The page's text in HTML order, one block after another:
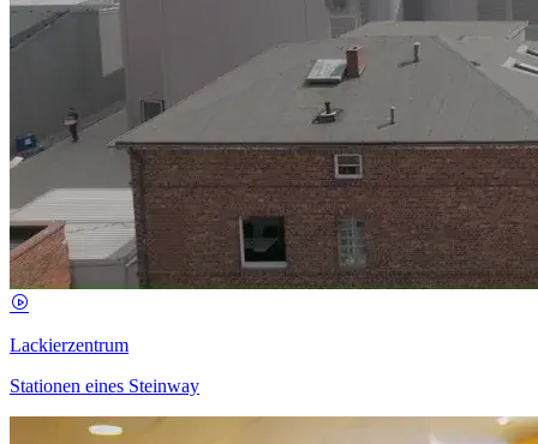
Lackierzentrum
Stationen eines Steinway